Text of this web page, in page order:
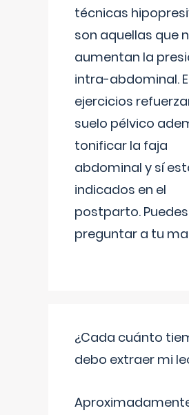
técnicas
son aquellas que
aumentan la
intra-abdominal.
ejercicios
suelo pélvico
tonificar la faja
abdominal y sí
indicados en el
postparto. Puedes
preguntar a tu
¿Cada cuánto
debo extraer mi